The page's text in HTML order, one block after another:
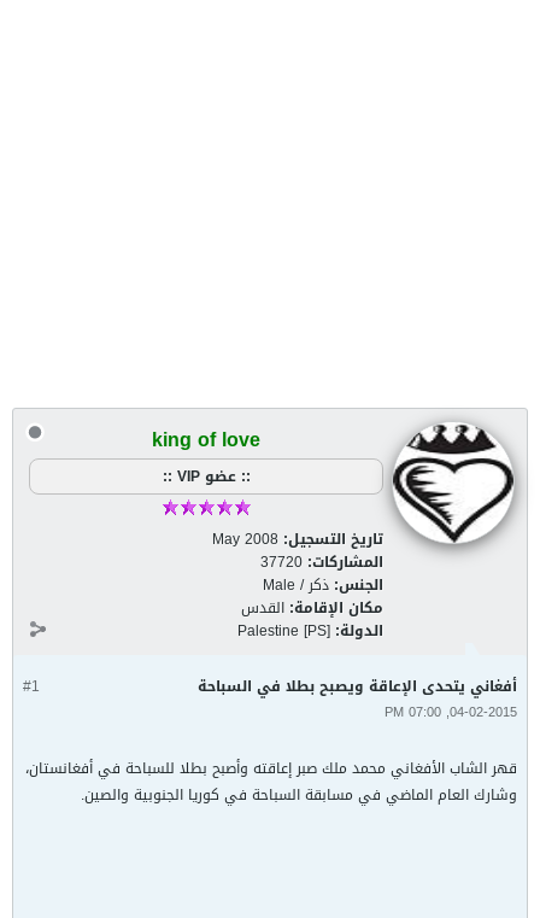
king of love
:: عضو VIP ::
تاريخ التسجيل: May 2008
المشاركات: 37720
الجنس: ذكر / Male
مكان الإقامة: القدس
الدولة: Palestine [PS]
#1 أفغاني يتحدى الإعاقة ويصبح بطلا في السباحة
04-02-2015, 07:00 PM
قهر الشاب الأفغاني محمد ملك صبر إعاقته وأصبح بطلا للسباحة في أفغانستان،
وشارك العام الماضي في مسابقة السباحة في كوريا الجنوبية والصين.